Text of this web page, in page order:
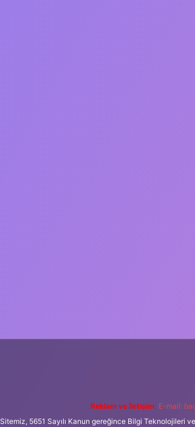
Reklam ve İletişim: E-mail:
Sitemiz, 5651 Sayılı Kanun gereğince Bilgi Teknolojileri